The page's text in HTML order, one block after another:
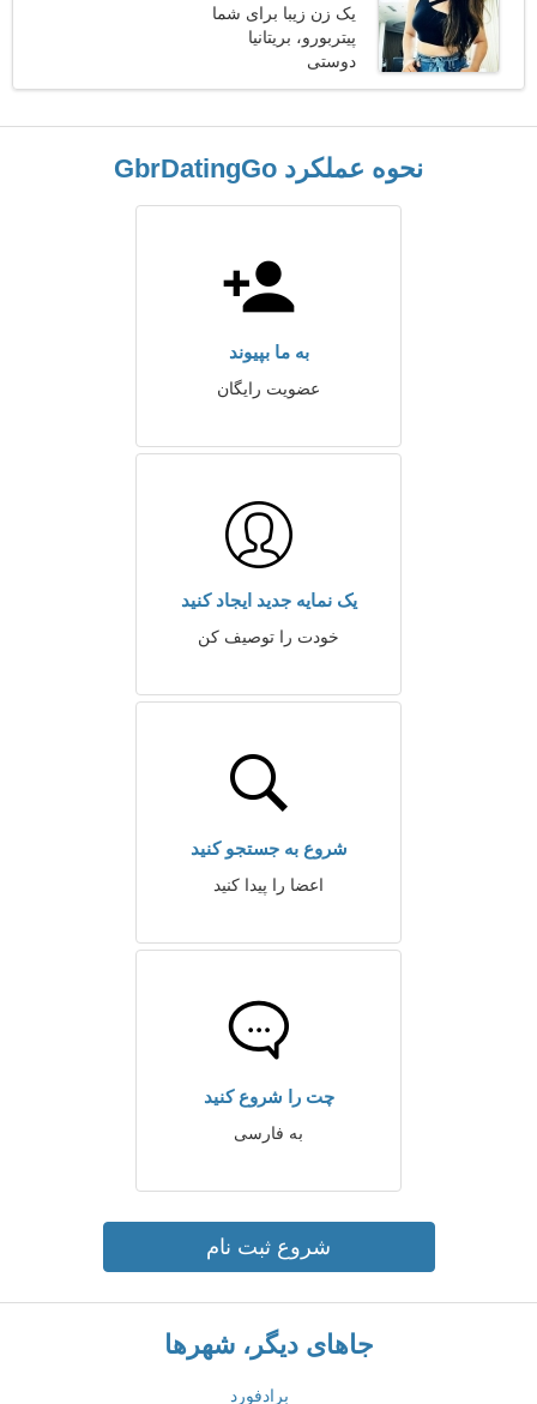
یک زن زیبا برای شما
پیتربورو، بریتانیا
دوستی
نحوه عملکرد GbrDatingGo
به ما بپیوند
عضویت رایگان
یک نمایه جدید ایجاد کنید
خودت را توصیف کن
شروع به جستجو کنید
اعضا را پیدا کنید
چت را شروع کنید
به فارسی
شروع ثبت نام
جاهای دیگر، شهرها
برادفورد